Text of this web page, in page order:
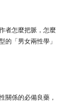
者怎麼把脈，怎麼
的「男女兩性學」
關係的必備良藥，